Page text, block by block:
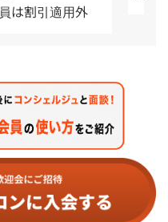
は割引適用外